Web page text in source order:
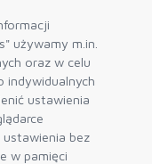
używamy m.in.
oraz w celu
indywidualnych
ustawienia
bez
w pamięci